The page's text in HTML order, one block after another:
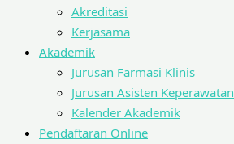
Akreditasi
Kerjasama
Akademik
Jurusan Farmasi Klinis
Jurusan Asisten Keperawatan
Kalender Akademik
Pendaftaran Online